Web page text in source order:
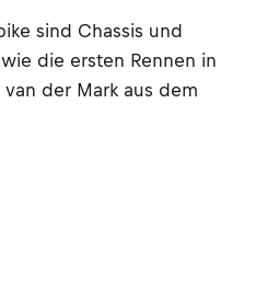
sind Chassis und
die ersten Rennen in
der Mark aus dem